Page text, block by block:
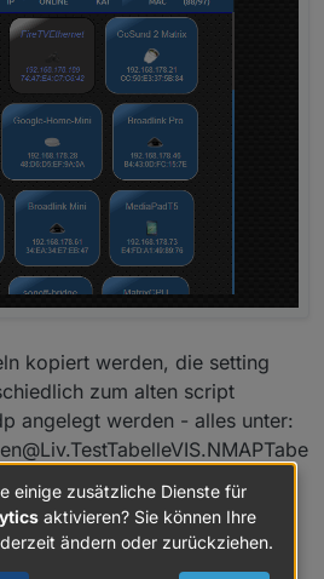
kopiert werden, die setting
zum alten script
angelegt werden - alles unter:
stoppen für test
- tabelle oder flexbox -
durch doppel-klick im
kasten - für tablet-user:
einige zusätzliche Dienste für
aktivieren? Sie können Ihre
ändern oder zurückziehen.